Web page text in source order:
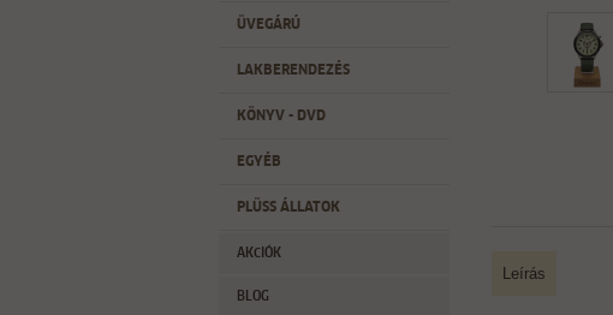
ÜVEGÁRÚ
LAKBERENDEZÉS
KÖNYV - DVD
EGYÉB
PLÜSS ÁLLATOK
AKCIÓK
BLOG
Leírás